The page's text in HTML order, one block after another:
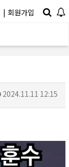
| 회원가입
2024.11.11 12:15